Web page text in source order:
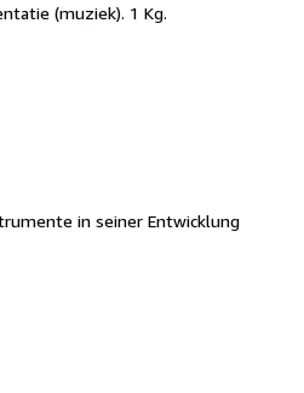
(muziek). 1 Kg.
in seiner Entwicklung